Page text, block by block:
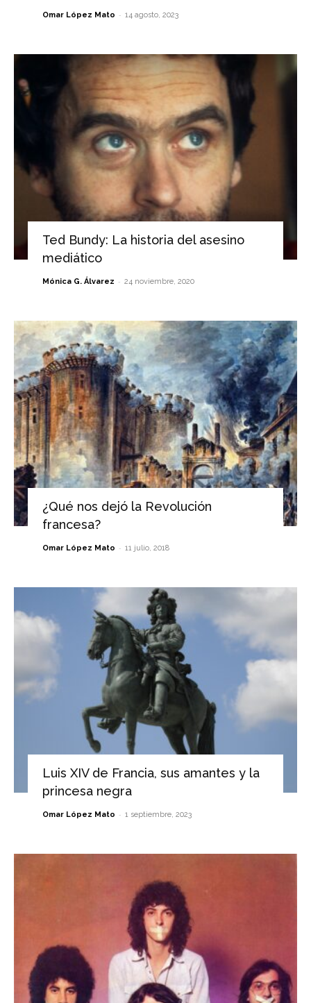
Omar López Mato - 14 agosto, 2023
Ted Bundy: La historia del asesino
mediático
Mónica G. Álvarez - 24 noviembre, 2020
¿Qué nos dejó la Revolución
francesa?
Omar López Mato - 11 julio, 2018
Luis XIV de Francia, sus amantes y la
princesa negra
Omar López Mato - 1 septiembre, 2023